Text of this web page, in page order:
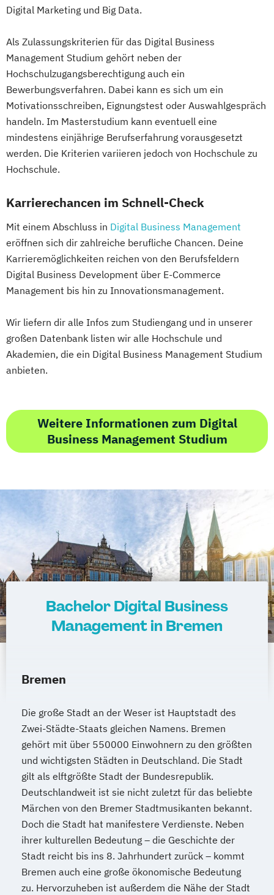
Digital Marketing und Big Data.
Als Zulassungskriterien für das Digital Business
Management Studium gehört neben der
Hochschulzugangsberechtigung auch ein
Bewerbungsverfahren. Dabei kann es sich um ein
Motivationsschreiben, Eignungstest oder Auswahlgespräch
handeln. Im Masterstudium kann eventuell eine
mindestens einjährige Berufserfahrung vorausgesetzt
werden. Die Kriterien variieren jedoch von Hochschule zu
Hochschule.
Karrierechancen im Schnell-Check
Mit einem Abschluss in Digital Business Management
eröffnen sich dir zahlreiche berufliche Chancen. Deine
Karrieremöglichkeiten reichen von den Berufsfeldern
Digital Business Development über E-Commerce
Management bis hin zu Innovationsmanagement.
Wir liefern dir alle Infos zum Studiengang und in unserer
großen Datenbank listen wir alle Hochschule und
Akademien, die ein Digital Business Management Studium
anbieten.
Weitere Informationen zum Digital
Business Management Studium
Bachelor Digital Business
Management in Bremen
Bremen
Die große Stadt an der Weser ist Hauptstadt des
Zwei-Städte-Staats gleichen Namens. Bremen
gehört mit über 550000 Einwohnern zu den größten
und wichtigsten Städten in Deutschland. Die Stadt
gilt als elftgrößte Stadt der Bundesrepublik.
Deutschlandweit ist sie nicht zuletzt für das beliebte
Märchen von den Bremer Stadtmusikanten bekannt.
Doch die Stadt hat manifestere Verdienste. Neben
ihrer kulturellen Bedeutung – die Geschichte der
Stadt reicht bis ins 8. Jahrhundert zurück – kommt
Bremen auch eine große ökonomische Bedeutung
zu. Hervorzuheben ist außerdem die Nähe der Stadt